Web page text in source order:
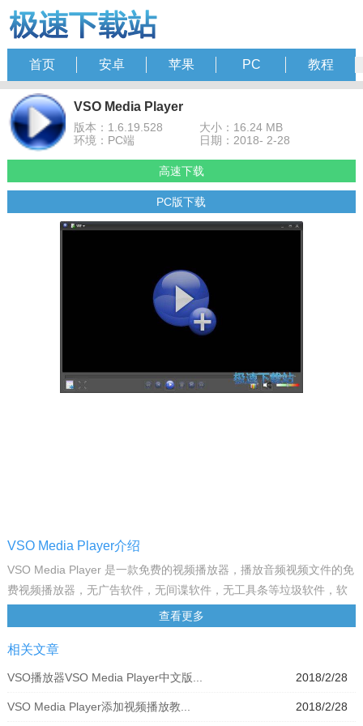
首页 安卓 苹果 PC 教程
VSO Media Player
版本：1.6.19.528
大小：16.24 MB
环境：PC端
日期：2018- 2-28
高速下载
PC版下载
VSO Media Player介绍
VSO Media Player 是一款免费的视频播放器，播放音频视频文件的免
费视频播放器，无广告软件，无间谍软件，无工具条等垃圾软件，软
件非常轻巧，支持播放蓝光，简单易用，支持拖放操作，音频播放，
支持各种音频文件格式；多核支持，使得播放更加流畅与稳定。在播
放视频的时候，用户还可以对视频色彩进行调整，单击主界面右下角
的板手图标按钮，然后在弹出的色彩调整框中通过鼠标拖动来调整图
另外，当用户使用VSO Media Player来播放音频文件时，这时用户可
查看更多
相关文章
2018/2/28
VSO播放器VSO Media Player中文版...
2018/2/28
VSO Media Player添加视频播放教...